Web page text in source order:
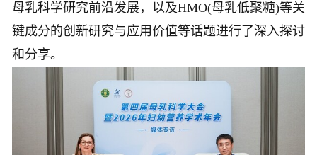
母乳科学研究前沿发展，以及HMO(母乳低聚糖)等关
键成分的创新研究与应用价值等话题进行了深入探讨
和分享。